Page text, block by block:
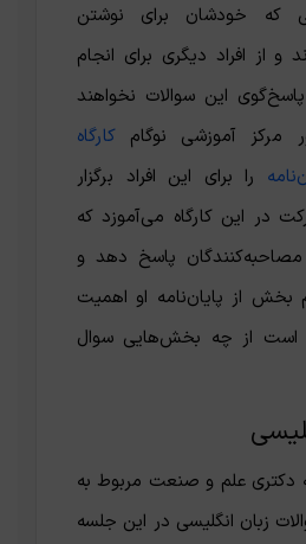
که خودشان برای نوشتن
و از افراد دیگری برای انجام
این سوالات نخواهند
مرکز آموزشی نوگام کارگاه
را برای این افراد برگزار
در این کارگاه می‌آموزد که
پاسخ دهد و
از پایان‌نامه او اهمیت
است از چه بخش‌هایی سوال
دکتری علم و صنعت مربوط به
زبان انگلیسی در این جلسه